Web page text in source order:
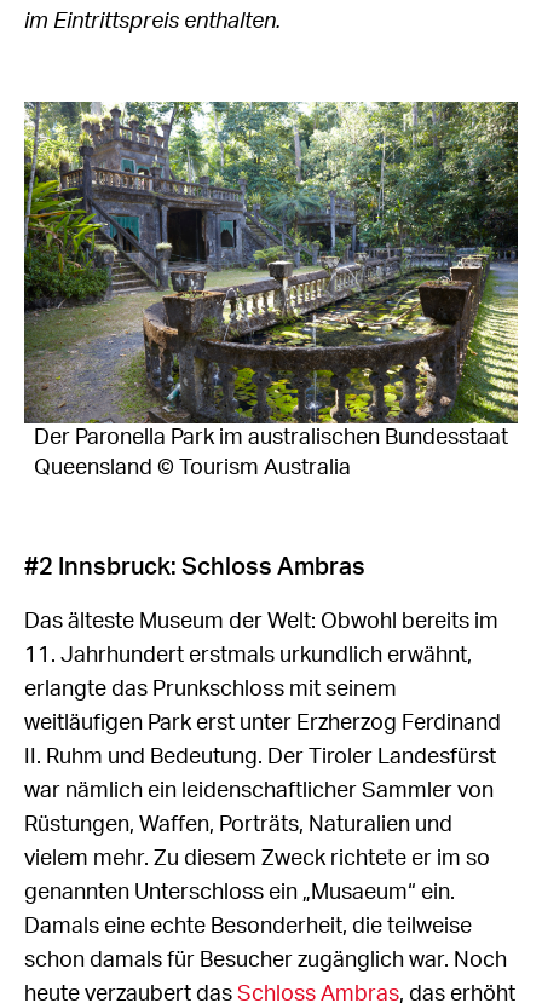
im Eintrittspreis enthalten.
Der Paronella Park im australischen Bundesstaat
Queensland © Tourism Australia
#2 Innsbruck: Schloss Ambras
Das älteste Museum der Welt: Obwohl bereits im
11. Jahrhundert erstmals urkundlich erwähnt,
erlangte das Prunkschloss mit seinem
weitläufigen Park erst unter Erzherzog Ferdinand
II. Ruhm und Bedeutung. Der Tiroler Landesfürst
war nämlich ein leidenschaftlicher Sammler von
Rüstungen, Waffen, Porträts, Naturalien und
vielem mehr. Zu diesem Zweck richtete er im so
genannten Unterschloss ein „Musaeum“ ein.
Damals eine echte Besonderheit, die teilweise
schon damals für Besucher zugänglich war. Noch
heute verzaubert das Schloss Ambras, das erhöht